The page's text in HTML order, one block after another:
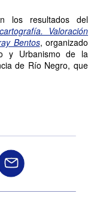
los resultados del
Valoración
Bentos, organizado
y Urbanismo de la
de Río Negro, que